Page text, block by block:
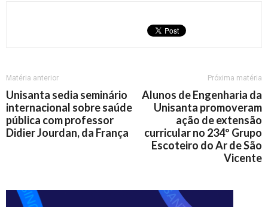
Matéria anterior
Unisanta sedia seminário
internacional sobre saúde
pública com professor
Didier Jourdan, da França
Próxima matéria
Alunos de Engenharia da
Unisanta promoveram
ação de extensão
curricular no 234º Grupo
Escoteiro do Ar de São
Vicente